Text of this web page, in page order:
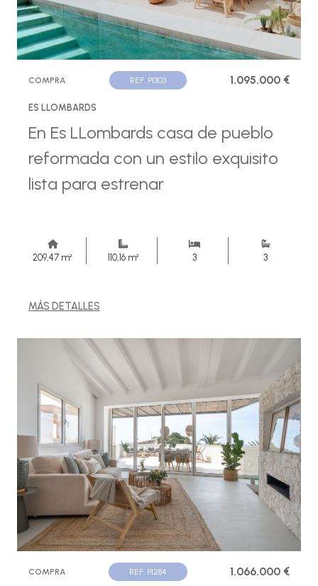
COMPRA REF. P1303 1.095.000 €
ES LLOMBARDS
En Es LLombards casa de pueblo
reformada con un estilo exquisito
lista para estrenar
209,47 m² 110,16 m² 3 3
MÁS DETALLES
COMPRA REF. P1284 1.066.000 €